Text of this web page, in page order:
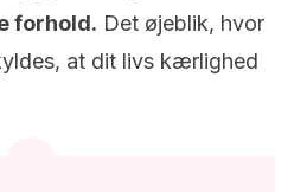
forhold. Det øjeblik, hvor
at dit livs kærlighed